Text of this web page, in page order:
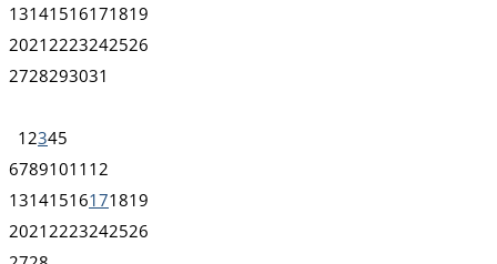
13141516171819
2021 2223242526
2728293031
1 2345
67891011 12
13141516171819
2021 2223242526